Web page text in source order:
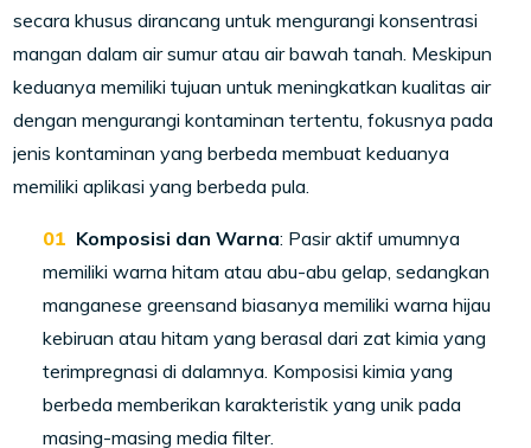
secara khusus dirancang untuk mengurangi konsentrasi
mangan dalam air sumur atau air bawah tanah. Meskipun
keduanya memiliki tujuan untuk meningkatkan kualitas air
dengan mengurangi kontaminan tertentu, fokusnya pada
jenis kontaminan yang berbeda membuat keduanya
memiliki aplikasi yang berbeda pula.
Komposisi dan Warna: Pasir aktif umumnya
memiliki warna hitam atau abu-abu gelap, sedangkan
manganese greensand biasanya memiliki warna hijau
kebiruan atau hitam yang berasal dari zat kimia yang
terimpregnasi di dalamnya. Komposisi kimia yang
berbeda memberikan karakteristik yang unik pada
masing-masing media filter.